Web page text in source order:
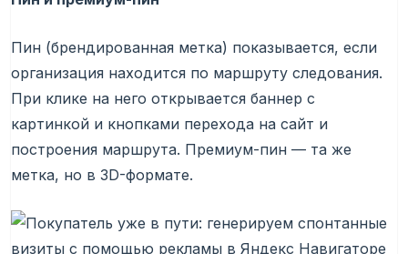
Пин (брендированная метка) показывается, если
организация находится по маршруту следования.
При клике на него открывается баннер с
картинкой и кнопками перехода на сайт и
построения маршрута. Премиум-пин — та же
метка, но в 3D-формате.